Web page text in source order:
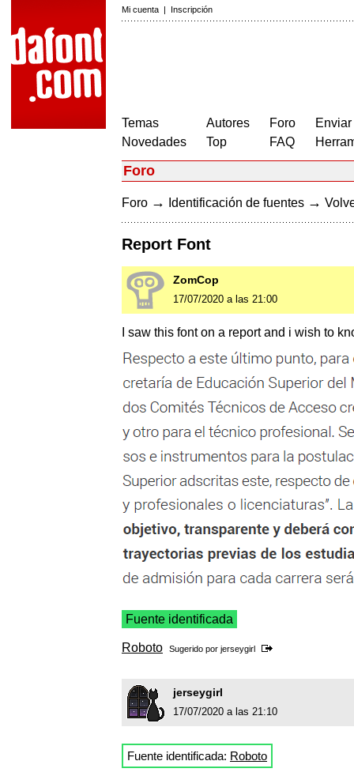
Mi cuenta | Inscripción
Temas
Novedades
Autores
Top
Foro
FAQ
Foro
Foro → Identificación de fuentes →
Report Font
ZomCop
17/07/2020 a las 21:00
I saw this font on a report and i wish to
Fuente identificada
Roboto Sugerido por jerseygirl
jerseygirl
17/07/2020 a las 21:10
Fuente identificada: Roboto